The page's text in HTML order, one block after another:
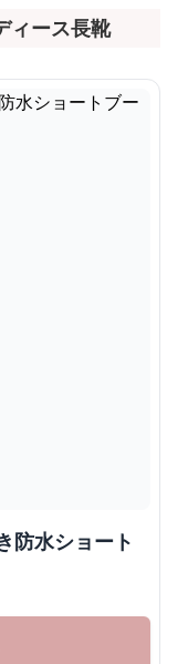
ィース長靴
防水ショート